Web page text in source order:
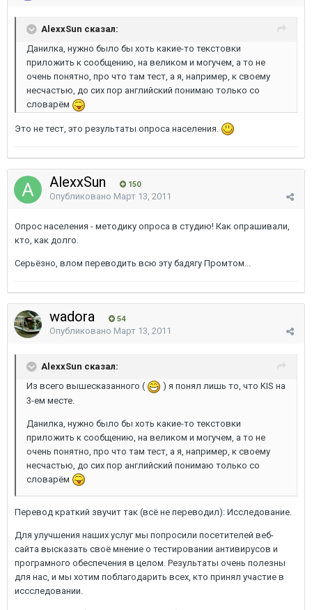
AlexxSun сказал:
Данилка, нужно было бы хоть какие-то текстовки
приложить к сообщению, на великом и могучем, а то не
очень понятно, про что там тест, а я, например, к своему
несчастью, до сих пор английский понимаю только со
словарём
Это не тест, это результаты опроса населения.
AlexxSun 150
Опубликовано Март 13, 2011
Опрос населения - методику опроса в студию! Как опрашивали,
кто, как долго.
Серьёзно, влом переводить всю эту бадягу Промтом...
wadora 54
Опубликовано Март 13, 2011
AlexxSun сказал:
Из всего вышесказанного (
) я понял лишь то, что KIS на
3-ем месте.
Данилка, нужно было бы хоть какие-то текстовки
приложить к сообщению, на великом и могучем, а то не
очень понятно, про что там тест, а я, например, к своему
несчастью, до сих пор английский понимаю только со
словарём
Перевод краткий звучит так (всё не переводил): Исследование.
Для улучшения наших услуг мы попросили посетителей веб-
сайта высказать своё мнение о тестировании антивирусов и
програмного обеспечения в целом. Результаты очень полезны
для нас, и мы хотим поблагодарить всех, кто принял участие в
иссследовании.